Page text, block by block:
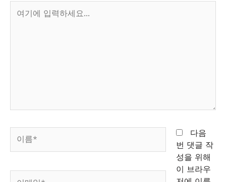
다음
번 댓글 작
성을 위해
이 브라우